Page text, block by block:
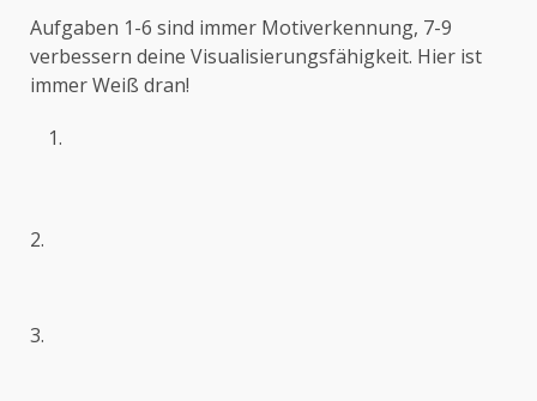
Aufgaben 1-6 sind immer Motiverkennung, 7-9
verbessern deine Visualisierungsfähigkeit. Hier ist
immer Weiß dran!
2.
3.